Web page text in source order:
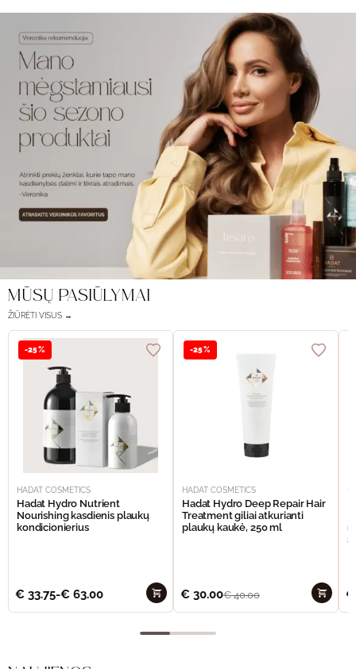
MŪSŲ PASIŪLYMAI
ŽIŪRĖTI VISUS →
-25%
HADAT COSMETICS
Hadat Hydro Nutrient
Nourishing kasdienis plaukų
kondicionierius
€ 33.75-€ 63.00
-25%
HADAT COSMETICS
Hadat Hydro Deep Repair Hair
Treatment giliai atkurianti
plaukų kaukė, 250 ml
€ 30.00€40.00 €